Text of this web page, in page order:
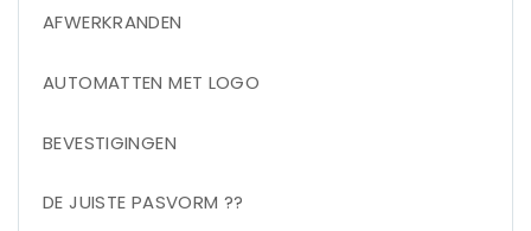
AFWERKRANDEN
AUTOMATTEN MET LOGO
BEVESTIGINGEN
DE JUISTE PASVORM ??